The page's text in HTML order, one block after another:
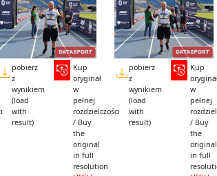
pobierz
z
wynikiem
(load
with
result)
Kup
oryginał
w
pełnej
rozdzielczości
/ Buy
the
original
in full
resolution
pobierz
z
wynikiem
(load
with
result)
Kup
w
pełnej
/ Buy
the
original
in full